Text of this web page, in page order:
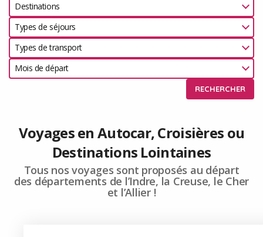
Destinations
Types de séjours
Types de transport
Mois de départ
RECHERCHER
Voyages en Autocar, Croisières ou
Destinations Lointaines
Tous nos voyages sont proposés au départ
des départements de l’Indre, la Creuse, le Cher
et l’Allier !